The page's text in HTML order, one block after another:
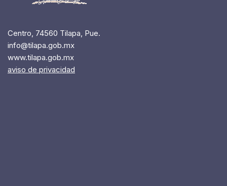
Centro, 74560 Tilapa, Pue.
info@tilapa.gob.mx
www.tilapa.gob.mx
aviso de privacidad